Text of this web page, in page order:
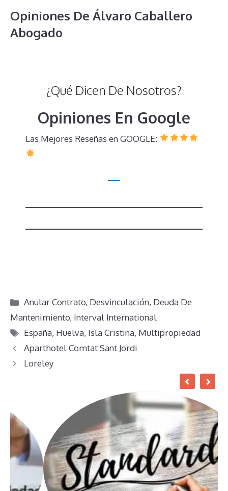
Opiniones De Álvaro Caballero
Abogado
¿Qué Dicen De Nosotros?
Opiniones En Google
Las Mejores Reseñas en GOOGLE:
Categorías
Anular Contrato, Desvinculación, Deuda De
Mantenimiento, Interval International
Etiquetas
España, Huelva, Isla Cristina, Multipropiedad
Aparthotel Comtat Sant Jordi
Loreley